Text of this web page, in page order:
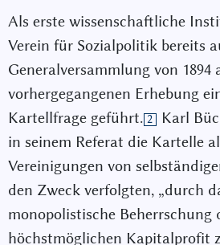
Als erste wissenschaftliche
Verein für Sozialpolitik bereits
Generalversammlung von
vorhergegangenen Erhebung
Kartellfrage geführt. 2
Karl
in seinem Referat die Kartelle
Vereinigungen von
den Zweck verfolgten, „durch
monopolistische Beherrschung
höchstmöglichen Kapitalprofit